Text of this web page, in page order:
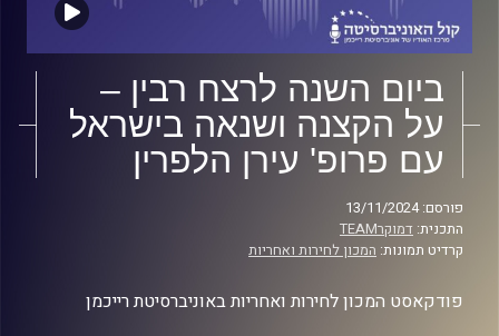
ביום השנה לרצח רבין –
על הקצנה ושנאה בישראל
עם פרופ' עירן הלפרין
פורסם: 13/11/2024
התכנית: דמוקרTEAM
קרדיט תמונות: המכון לחירות ואחריות
פודקאסט המכון לחירות ואחריות באוניברסיטת רייכמן